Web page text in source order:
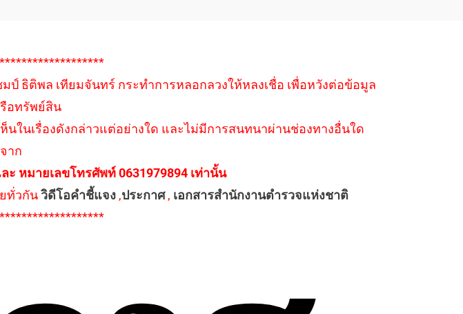
ธิติพล เทียมจันทร์ กระทำการหลอกลวงให้หลงเชื่อ เพื่อหวังต่อข้อมูล
อทรัพย์สิน
ในเรื่องดังกล่าวแต่อย่างใด และไม่มีการสนทนาผ่านช่องทางอื่นใด
าก
ะ หมายเลขโทรศัพท์ 0631979894 เท่านั้น
ทั่วกันวิดีโอคำชี้แจง,ประกาศ, เอกสารสำนักงานตำรวจแห่งชาติ